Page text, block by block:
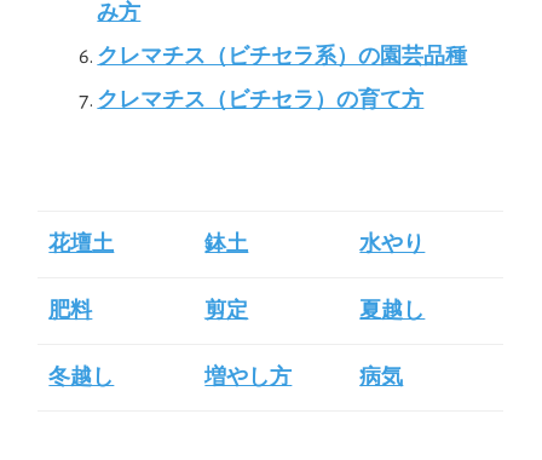
み方
クレマチス（ビチセラ系）の園芸品種
クレマチス（ビチセラ）の育て方
花壇土 鉢土 水やり
肥料 剪定 夏越し
冬越し 増やし方 病気